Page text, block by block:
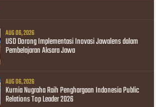
AUG 06, 2026
USD Dorong Implementasi Inovasi Jawalens dalam
Pembelajaran Aksara Jawa
AUG 06, 2026
Kurnia Nugraha Raih Penghargaan Indonesia Public
Relations Top Leader 2026